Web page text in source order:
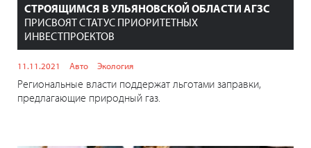
СТРОЯЩИМСЯ В УЛЬЯНОВСКОЙ ОБЛАСТИ АГЗС
ПРИСВОЯТ СТАТУС ПРИОРИТЕТНЫХ
ИНВЕСТПРОЕКТОВ
11.11.2021 Авто Экология
Региональные власти поддержат льготами заправки,
предлагающие природный газ.